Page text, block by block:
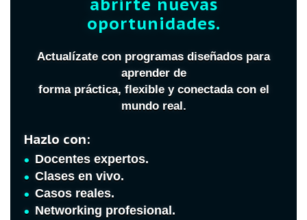
abrirte nuevas
oportunidades.
Actualízate con programas diseñados para
aprender de
forma práctica, flexible y conectada con el
mundo real.
Hazlo con:
Docentes expertos.
Clases en vivo.
Casos reales.
Networking profesional.